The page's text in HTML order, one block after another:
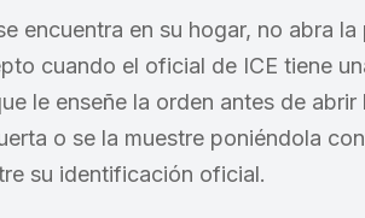
encuentra en su hogar, no abra
cuando el oficial de ICE tiene
le enseñe la orden antes de
o se la muestre poniéndola
su identificación oficial.